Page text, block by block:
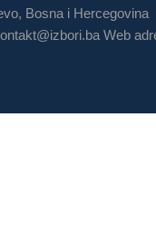
Bosna i Hercegovina
Web